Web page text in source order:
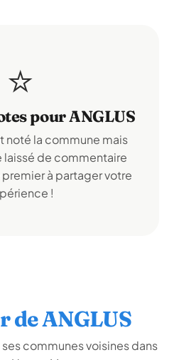
⭐
pour ANGLUS
noté la commune mais
laissé de commentaire
à partager votre
!
de ANGLUS
communes voisines dans